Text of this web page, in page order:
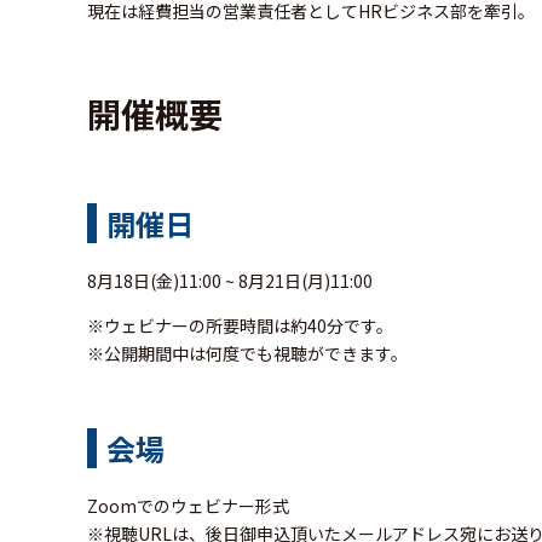
現在は経費担当の営業責任者としてHRビジネス部を牽引。
開催概要
開催日
8月18日(金)11:00 ~ 8月21日(月)11:00
※ウェビナーの所要時間は約40分です。
※公開期間中は何度でも視聴ができます。
会場
Zoomでのウェビナー形式
※視聴URLは、後日御申込頂いたメールアドレス宛にお送